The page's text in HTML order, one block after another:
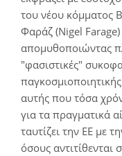
του νέου κόμματος
Φαράζ (Nigel
απομυθοποιώντας
"φασιστικές"
αυτής που τόσα
για τα πραγματικά
ταυτίζει την ΕΕ με
όσους αντιτίθενται